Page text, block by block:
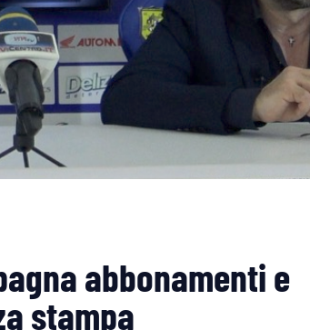
abbonamenti e
stampa